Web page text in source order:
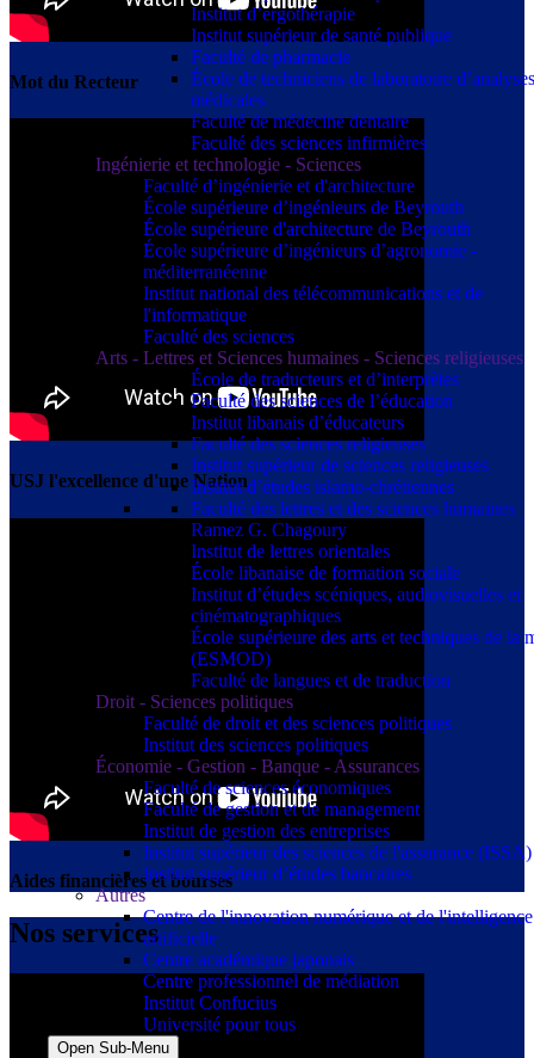
Institut d’ergothérapie
Institut supérieur de santé publique
Faculté de pharmacie
École de techniciens de laboratoire d’analyses
médicales
Faculté de médecine dentaire
Faculté des sciences infirmières
Ingénierie et technologie - Sciences
Faculté d’ingénierie et d'architecture
École supérieure d’ingénieurs de Beyrouth
École supérieure d'architecture de Beyrouth
École supérieure d’ingénieurs d’agronomie -
méditerranéenne
Institut national des télécommunications et de
l'informatique
Faculté des sciences
Arts - Lettres et Sciences humaines - Sciences religieuses
École de traducteurs et d’interprètes
Faculté des sciences de l’éducation
Institut libanais d’éducateurs
Faculté des sciences religieuses
Institut supérieur de sciences religieuses
Institut d’études islamo-chrétiennes
Faculté des lettres et des sciences humaines
Ramez G. Chagoury
Institut de lettres orientales
École libanaise de formation sociale
Institut d’études scéniques, audiovisuelles et
cinématographiques
École supérieure des arts et techniques de la
(ESMOD)
Faculté de langues et de traduction
Droit - Sciences politiques
Faculté de droit et des sciences politiques
Institut des sciences politiques
Économie - Gestion - Banque - Assurances
Faculté de sciences économiques
Faculté de gestion et de management
Institut de gestion des entreprises
Institut supérieur des sciences de l'assurance (ISSA)
Institut supérieur d’études bancaires
Autres
Centre de l'innovation numérique et de l'intelligence
artificielle
Centre académique japonais
Centre professionnel de médiation
Institut Confucius
Université pour tous
Open Sub-Menu
Mot du Recteur
USJ l'excellence d'une Nation
Aides financières et bourses
Nos services